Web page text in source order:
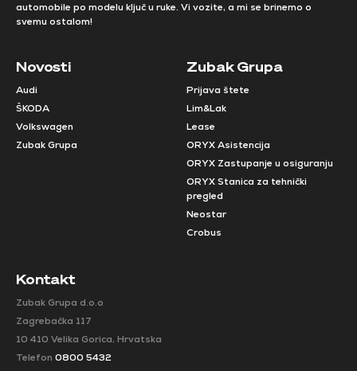
automobile po modelu ključ u ruke. Vi vozite, a mi se brinemo o
svemu ostalom!
Novosti
Audi
ŠKODA
Volkswagen
Zubak Grupa
Zubak Grupa
Prijava štete
Lim&Lak
Lease
ORYX Asistencija
ORYX Zastupanje u osiguranju
ORYX Stanica za tehnički
pregled
Neostar
Crobus
Kontakt
Zubak Grupa d.o.o
Zagrebačka 117
10 410 Velika Gorica, Hrvatska
Telefon 0800 5432